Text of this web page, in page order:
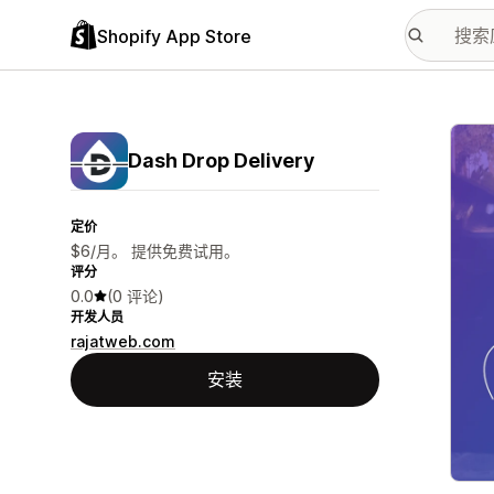
Shopify App Store
Dash Drop Delivery
定价
$6/月。 提供免费试用。
评分
0.0 (0 评论)
开发人员
rajatweb.com
安装
配图